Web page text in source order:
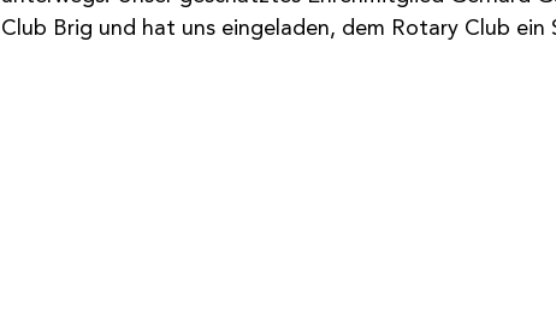
Club Brig und hat uns eingeladen, dem Rotary Club ein